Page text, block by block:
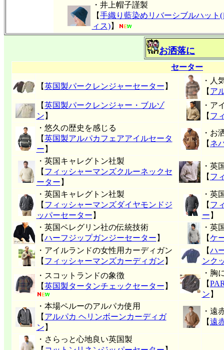
・井上帽子謹製
【手織り藍染めリバーシブルハット(
ィス)】
お洒落に
セーター
【英国製パークレンジャーセーター 】
・人
【 ア
【英国製パークレンジャー・ブルゾ
ン 】
・ア
【 フ
・悠久の歴史を感じる
【英国製アルパカフェアアイルセータ
ー 】
・お
【 ネ
・英国キャレグトン社製
【 フィッシャーマンズクルーネックセ
ーター 】
・英
【 フ
・英国キャレグトン社製
【 フィッシャーマンズダイヤモンドジ
ッパーセーター 】
・英
【 フ
ー 】
・英国ペレグリン社の伝統技術
【ハーフジップガンジーセーター 】
・英
【ケ
・アイルランドの女性用カーディガン
【 フィッシャーマンズカーディガン 】
【ハ
ンク
・スコットランドの象徴
【英国製タータンチェックセーター 】
・胸
【
ン 】
・本場ペルーのアルパカ使用
【 アルパカ ヘリンボーンカーディガ
ン 】
・遠
【遠
・さらっと心地良い英国製